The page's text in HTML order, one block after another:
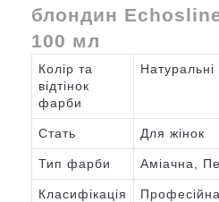
блондин
100 мл
Колір та
відтінок
фарби
Натуральні
Стать Для жінок
Тип фарби Аміачна,
Класифікація Професійна